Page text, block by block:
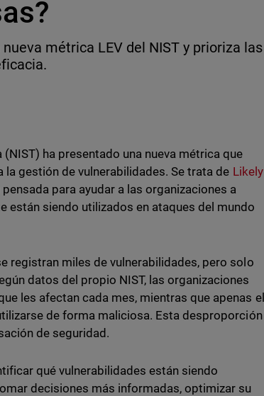
métrica LEV del NIST y prioriza las
ha presentado una nueva métrica que
gestión de vulnerabilidades. Se trata de Likely
para ayudar a las organizaciones a
están siendo utilizados en ataques del mundo
registran miles de vulnerabilidades, pero solo
datos del propio NIST, las organizaciones
les afectan cada mes, mientras que apenas el
de forma maliciosa. Esta desproporción
de seguridad.
qué vulnerabilidades están siendo
decisiones más informadas, optimizar su